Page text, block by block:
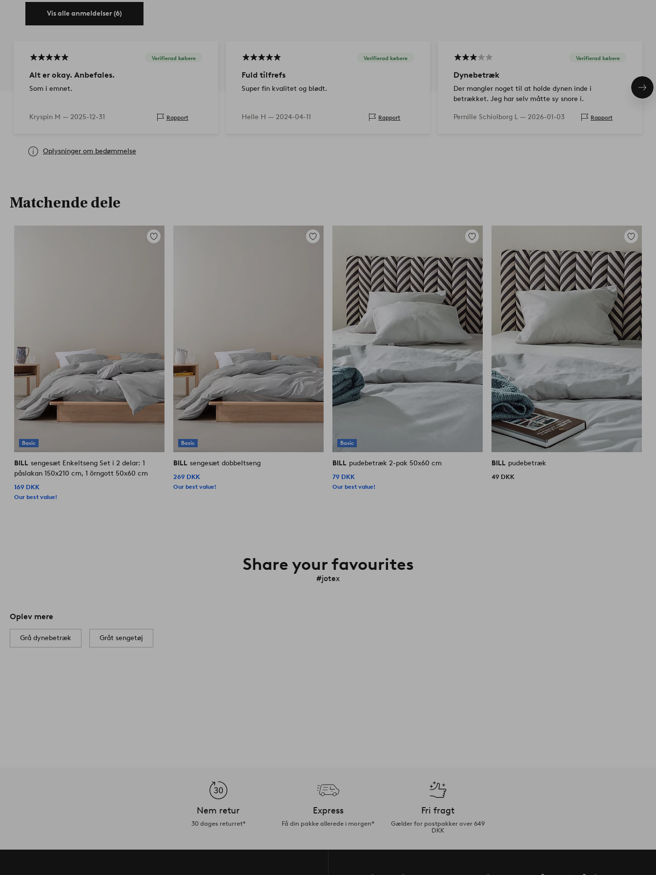
Vis alle anmeldelser (6)
Verifierad købere
Alt er okay. Anbefales.
Som i emnet.
Kryspin M — 2025-12-31 Rapport
Verifierad købere
Fuld tilfrefs
Super fin kvalitet og blødt.
Helle H — 2024-04-11 Rapport
Verifierad købere
Dynebetræk
Der mangler noget til at holde dynen inde i
betrækket. Jeg har selv måtte sy snore i.
Pernille Schiolborg L — 2026-01-03 Rapport
Oplysninger om bedømmelse
Matchende dele
Basic
Tilføj
BILL sengesæt Enkeltseng Set i 2 delar: 1
påslakan 150x210 cm, 1 örngott 50x60 cm
169 DKK
Our best value!
Basic
Tilføj
BILL sengesæt dobbeltseng
269 DKK
Our best value!
Basic
Tilføj
favoritter
BILL pudebetræk 2-pak 50x60 cm
79 DKK
Our best value!
Tilføj
favoritter
BILL pudebetræk
49 DKK
Share your favourites
#jotex
Oplev mere
Grå dynebetræk Gråt sengetøj
Nem retur
30 dages returret*
Express
Få din pakke allerede i morgen*
Fri fragt
Gælder for postpakker over 649
DKK